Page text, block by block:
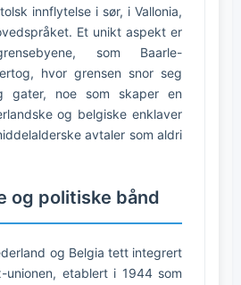
innflytelse i sør, i Vallonia,
Et unikt aspekt er
som Baarle-
hvor grensen snor seg
gater, noe som skaper en
og belgiske enklaver
avtaler som aldri
og politiske bånd
og Belgia tett integrert
unionen, etablert i 1944 som